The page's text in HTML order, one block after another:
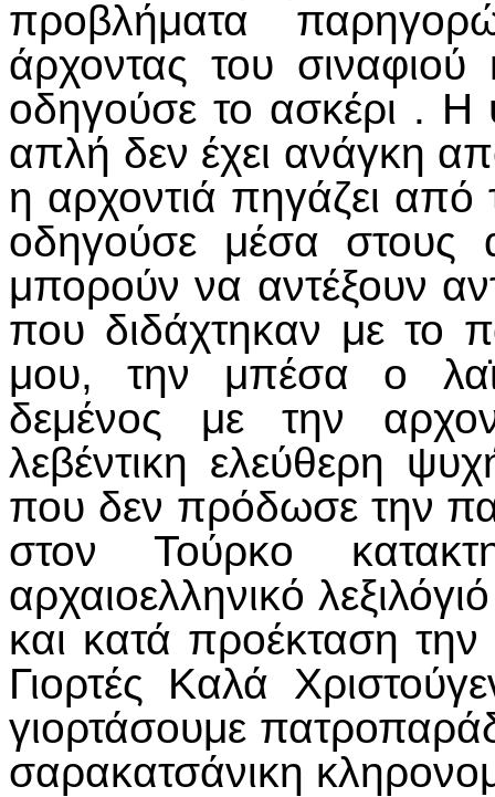
προβλήματα
άρχοντας του
οδηγούσε το ασκέρι . Η
απλή δεν έχει ανάγκη
η αρχοντιά πηγάζει
οδηγούσε μέσα στους
μπορούν να αντέξουν
που διδάχτηκαν με το
μου, την μπέσα ο
δεμένος με την
λεβέντικη ελεύθερη
που δεν πρόδωσε την
στον Τούρκο
αρχαιοελληνικό
και κατά προέκταση
Γιορτές Καλά
γιορτάσουμε
σαρακατσάνικη